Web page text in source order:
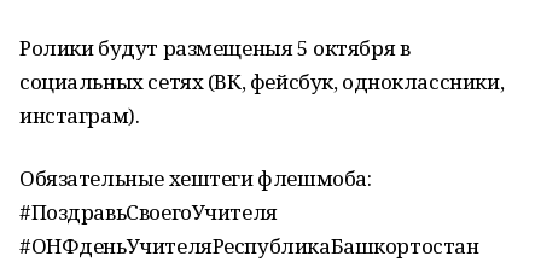
Ролики будут размещеныя 5 октября в
социальных сетях (ВК, фейсбук, одноклассники,
инстаграм).
Обязательные хештеги флешмоба:
#ПоздравьСвоегоУчителя
#ОНФденьУчителяРеспубликаБашкортостан